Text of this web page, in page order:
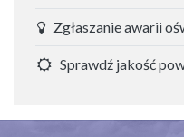
Zgłaszanie awarii
Sprawdź jakość